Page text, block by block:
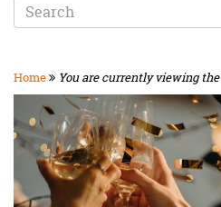
Home You are currently viewing